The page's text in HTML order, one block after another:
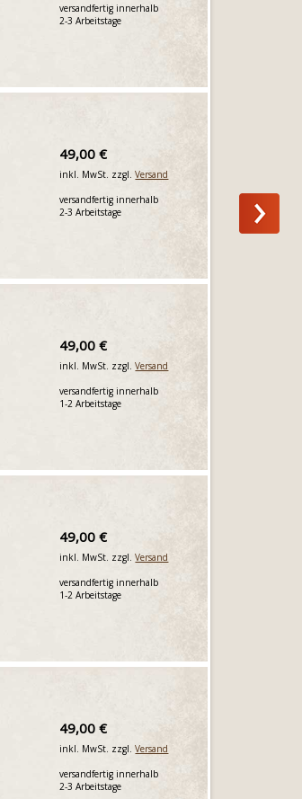
versandfertig innerhalb
2-3 Arbeitstage
49,00 €
inkl. MwSt. zzgl.Versand
versandfertig innerhalb
2-3 Arbeitstage
49,00 €
inkl. MwSt. zzgl.Versand
versandfertig innerhalb
1-2 Arbeitstage
49,00 €
inkl. MwSt. zzgl.Versand
versandfertig innerhalb
1-2 Arbeitstage
49,00 €
inkl. MwSt. zzgl.Versand
versandfertig innerhalb
2-3 Arbeitstage